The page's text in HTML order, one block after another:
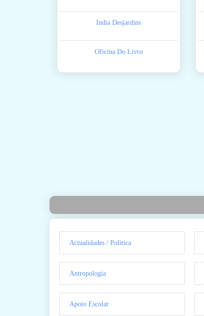
India Desjardins
Oficina Do Livro
Actualidades / Politica
Antropologia
Apoio Escolar